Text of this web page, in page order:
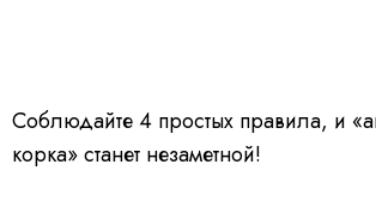
Соблюдайте 4 простых правила, и
корка» станет незаметной!